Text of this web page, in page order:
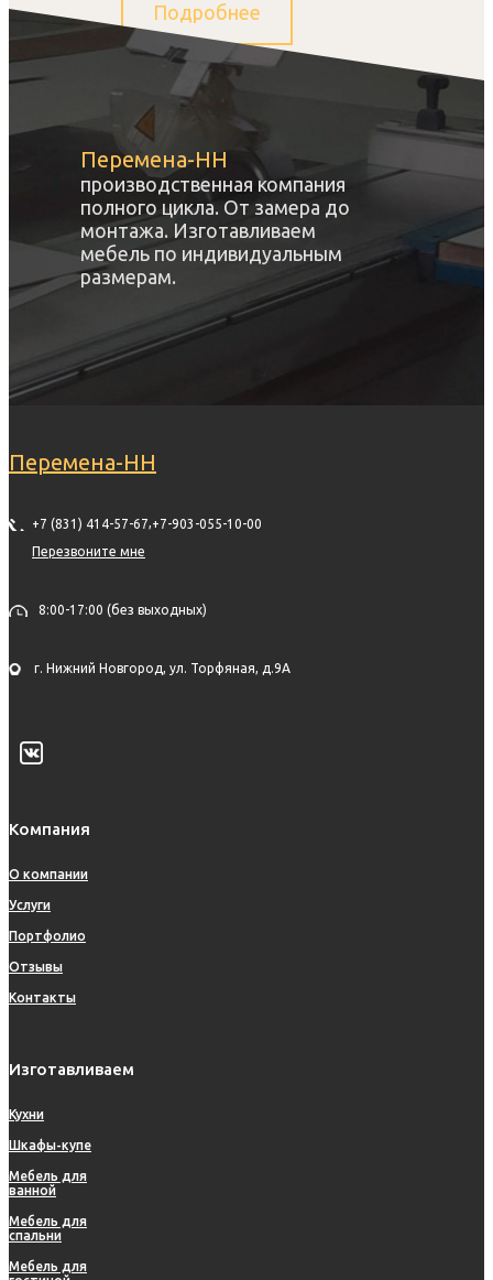
Подробнее
Перемена-НН
производственная компания
полного цикла. От замера до
монтажа. Изготавливаем
мебель по индивидуальным
размерам.
Перемена-НН
+7 (831) 414-57-67,+7-903-055-10-00
Перезвоните мне
8:00-17:00 (без выходных)
г. Нижний Новгород, ул. Торфяная, д.9А
Компания
О компании
Услуги
Портфолио
Отзывы
Контакты
Изготавливаем
Кухни
Шкафы-купе
Мебель для
ванной
Мебель для
спальни
Мебель для